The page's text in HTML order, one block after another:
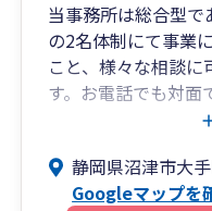
当事務所は総合型で
の2名体制にて事業
こと、様々な相談
す。お電話でも対面
でも。節税はもち
状況や方向性を踏ま
ります。
静岡県沼津市大
Googleマップを